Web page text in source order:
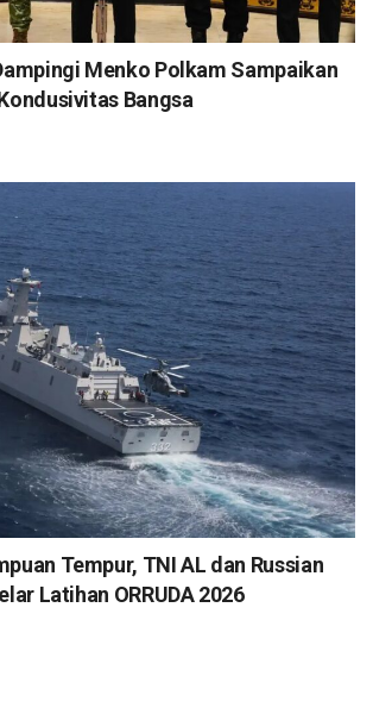
Menko Polkam Sampaikan
Bangsa
Tempur, TNI AL dan Russian
Latihan ORRUDA 2026